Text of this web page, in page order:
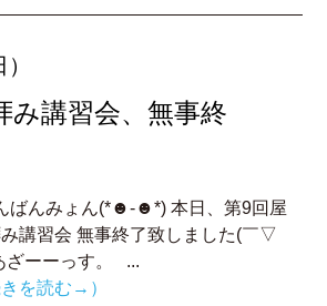
み講習会、無事終
ばんみょん(*☻-☻*) 本日、第9回屋
講習会 無事終了致しました(￣▽
ざーーっす。 ...
きを読む→）